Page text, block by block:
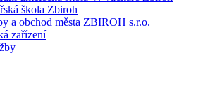
škola Zbiroh
a obchod města ZBIROH s.r.o.
zařízení